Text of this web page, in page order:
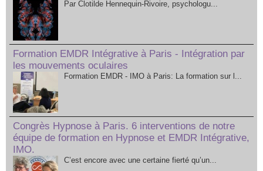
Par Clotilde Hennequin-Rivoire, psychologu...
Formation EMDR Intégrative à Paris - Intégration par
les mouvements oculaires
Formation EMDR - IMO à Paris: La formation sur l...
Congrès Hypnose à Paris. 6 interventions de notre
équipe de formation en Hypnose et EMDR Intégrative,
IMO.
C’est encore avec une certaine fierté qu’un...